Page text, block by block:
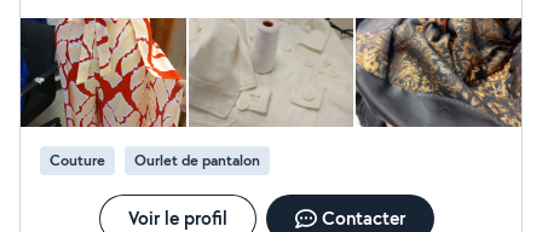
Couture Ourlet de pantalon
Voir le profil Contacter